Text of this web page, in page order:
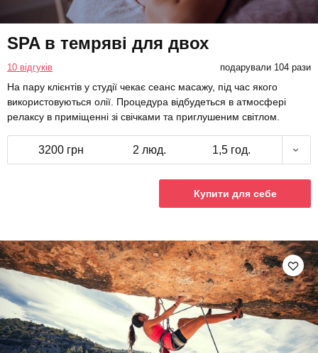
SPA в темряві для двох
10 відгуків подарували 104 рази
На пару клієнтів у студії чекає сеанс масажу, під час якого
використовуються олії. Процедура відбудеться в атмосфері
релаксу в приміщенні зі свічками та приглушеним світлом.
3200 грн 2 люд. 1,5 год.
Купити для себе